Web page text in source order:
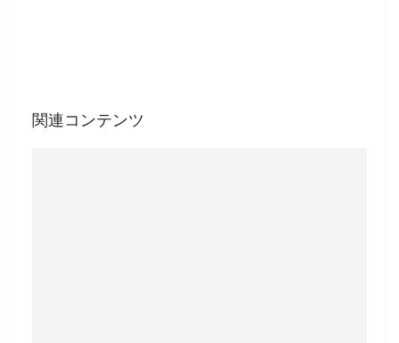
関連コンテンツ